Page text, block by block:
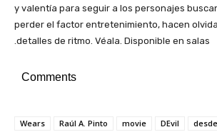
y valentía para seguir a los personajes
perder el factor entretenimiento, hacen
detalles de ritmo. Véala. Disponible en salas.
Comments
DEvil
movie
Raúl A. Pinto
Wears